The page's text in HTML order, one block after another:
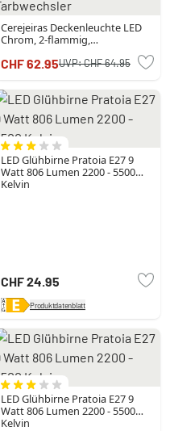
Cerejeiras Deckenleuchte LED
Chrom, 2-flammig,
Fernbedienung, Farbwechsler
CHF 62.95UVP:CHF 64.95
LED Glühbirne Pratoia E27 9
Watt 806 Lumen 2200 - 5500
Kelvin
CHF 24.95
Produktdatenblatt
LED Glühbirne Pratoia E27 9
Watt 806 Lumen 2200 - 5500
Kelvin